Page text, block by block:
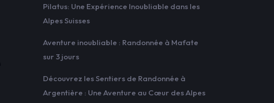
Pilatus: Une Expérience Inoubliable dans les
Alpes Suisses
Aventure inoubliable : Randonnée à Mafate
sur 3 jours
Découvrez les Sentiers de Randonnée à
Argentière : Une Aventure au Cœur des Alpes